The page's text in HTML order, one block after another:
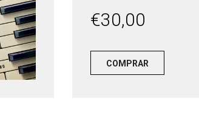
€30,00
COMPRAR